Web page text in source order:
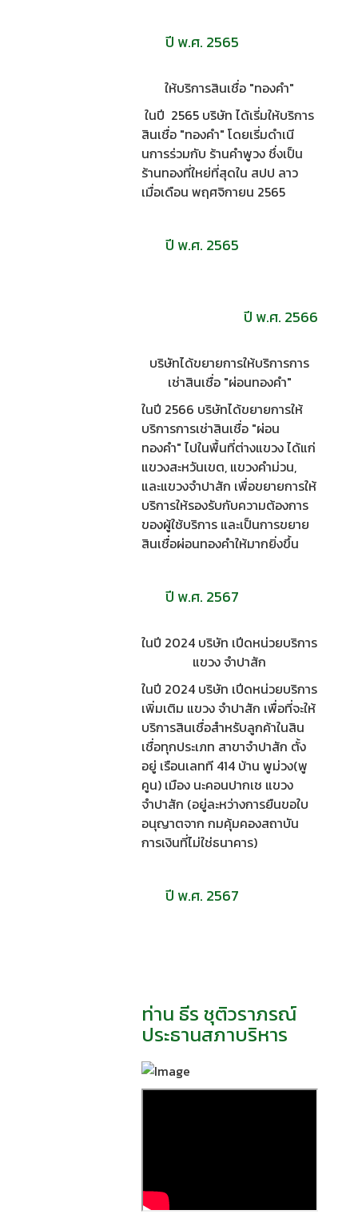
ปี พ.ศ. 2565
ให้บริการสินเชื่อ "ทองคำ"
ในปี 2565 บริษัท ได้เรี่มให้บริการ
สินเชื่อ "ทองคำ" โดยเรี่มดำเนี
นการร่วมกับ ร้านคำพูวง ชึ่งเป็น
ร้านทองที่ใหย่ที่สุดใน สปป ลาว
เมื่อเดือน พฤศจิกายน 2565
ปี พ.ศ. 2565
ปี พ.ศ. 2566
บริษัทได้ขยายการให้บริการการ
เช่าสินเชื่อ "ผ่อนทองคำ"
ในปี 2566 บริษัทได้ขยายการให้
บริการการเช่าสินเชื่อ "ผ่อน
ทองคำ" ไปในพื้นที่ต่างแขวง ได้แก่
แขวงสะหวันเขต, แขวงคำม่วน,
และแขวงจำปาสัก เพื่อขยายการให้
บริการให้รองรับกับความต้องการ
ของผู้ใช้บริการ และเป็นการขยาย
สินเชื่อผ่อนทองคำให้มากยิ่งขึ้น
ปี พ.ศ. 2567
ในปี 2024 บริษัท เปีดหน่วยบริการ
แขวง จำปาสัก
ในปี 2024 บริษัท เปีดหน่วยบริการ
เพิ่มเติม แขวง จำปาสัก เพื่อที่จะให้
บริการสินเชื่อสำหรับลูกค้าในสิน
เชื่อทุกประเภท สาขาจำปาสัก ตั้ง
อยู่ เรือนเลทที 414 บ้าน พูม่วง(พู
คูน) เมือง นะคอนปากเช แขวง
จำปาสัก (อยู่ละหว่างการยืนขอใบ
อนุญาตจาก กมคุ้มคองสถาบัน
การเงินที่ไม่ใช่ธนาคาร)
ปี พ.ศ. 2567
ท่าน ธีร ชุติวราภรณ์
ประธานสภาบริหาร